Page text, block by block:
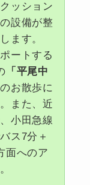
ッション
設備が整
ます。
ートする
「平尾中
お散歩に
また、近
小田急線
バス7分＋
面へのア